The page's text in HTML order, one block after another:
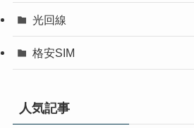
光回線
格安SIM
人気記事